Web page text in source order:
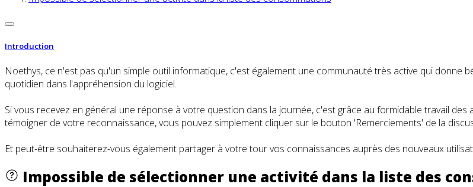
Introduction
Noethys, ce n'est pas qu'un simple outil informatique, c'est également une communauté très active qui
quotidien dans l'appréhension du logiciel.
Si vous recevez en général une réponse à votre question dans la journée, c'est grâce au formidable travail
témoigner de votre reconnaissance, vous pouvez simplement cliquer sur le bouton 'Remerciements' de la
Et peut-être souhaiterez-vous également partager à votre tour vos connaissances auprès des nouveaux
Impossible de sélectionner une activité dans la liste des